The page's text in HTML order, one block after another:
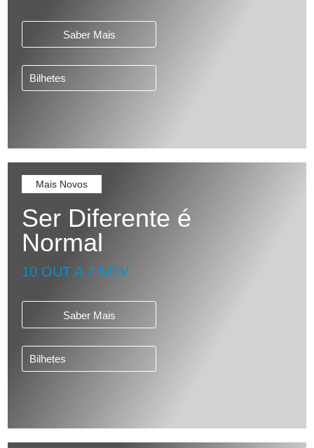
Saber Mais
Bilhetes
Mais Novos
Ser Diferente é
Normal
10 OUT A 7 NOV
Saber Mais
Bilhetes